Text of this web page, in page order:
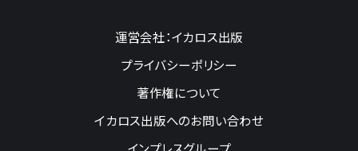
運営会社：イカロス出版
プライバシーポリシー
著作権について
イカロス出版へのお問い合わせ